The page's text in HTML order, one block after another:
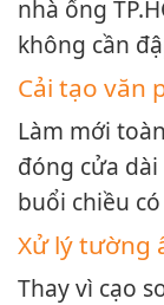
nhà ống
không cần
Cải tạo văn
Làm mới
đóng cửa
buổi chiều
Xử lý tường
Thay vì cạo